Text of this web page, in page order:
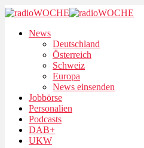
News
Deutschland
Österreich
Schweiz
Europa
News einsenden
Jobbörse
Personalien
Podcasts
DAB+
UKW